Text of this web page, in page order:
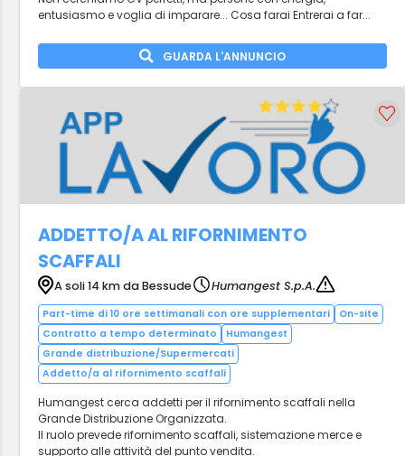
entusiasmo e voglia di imparare... Cosa farai Entrerai a far...
GUARDA L'ANNUNCIO
ADDETTO/A AL RIFORNIMENTO
SCAFFALI
A soli 14 km da Bessude Humangest S.p.A.
Part-time di 10 ore settimanali con ore supplementari
On-site
Contratto a tempo determinato
Humangest
Grande distribuzione/Supermercati
Addetto/a al rifornimento scaffali
Humangest cerca addetti per il rifornimento scaffali nella
Grande Distribuzione Organizzata.
Il ruolo prevede rifornimento scaffali, sistemazione merce e
supporto alle attività del punto vendita.